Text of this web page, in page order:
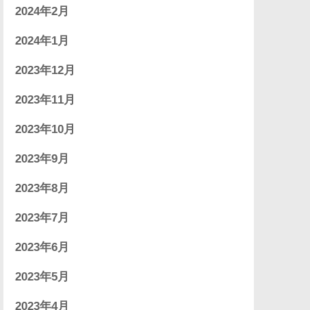
2024年2月
2024年1月
2023年12月
2023年11月
2023年10月
2023年9月
2023年8月
2023年7月
2023年6月
2023年5月
2023年4月